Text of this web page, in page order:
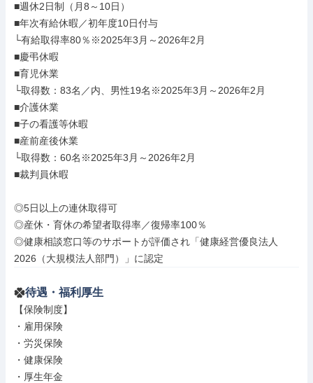
■週休2日制（月8～10日）
■年次有給休暇／初年度10日付与
└有給取得率80％※2025年3月～2026年2月
■慶弔休暇
■育児休業
└取得数：83名／内、男性19名※2025年3月～2026年2月
■介護休業
■子の看護等休暇
■産前産後休業
└取得数：60名※2025年3月～2026年2月
■裁判員休暇
◎5日以上の連休取得可
◎産休・育休の希望者取得率／復帰率100％
◎健康相談窓口等のサポートが評価され「健康経営優良法人
2026（大規模法人部門）」に認定
待遇・福利厚生
【保険制度】
・雇用保険
・労災保険
・健康保険
・厚生年金